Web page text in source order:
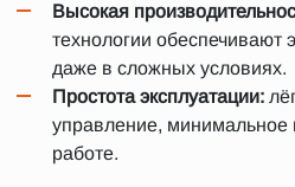
Высокая
технологии
даже в сложных условиях.
Простота эксплуатации:
управление, минимальное
работе.